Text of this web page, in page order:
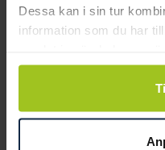
Dessa kan i sin tur
information som du har
Halmstad Hallarna
Haninge
Helsingborg
Jönköping